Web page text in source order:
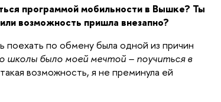
программой мобильности в Вышке? Ты
возможность пришла внезапно?
по обмену была одной из причин
школы было моей мечтой – поучиться в
возможность, я не преминула ей